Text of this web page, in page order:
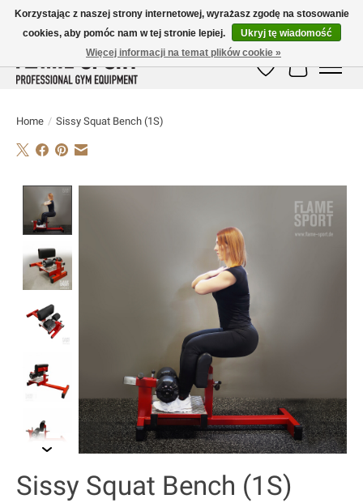
E-MAIL:info@flame-sport.deTEL.: +49 1525 9705 011
Lista życzeń
Koszyk
Home / Sissy Squat Bench (1S)
Sissy Squat Bench (1S)
Korzystając z naszej strony internetowej, wyrażasz zgodę na stosowanie
cookies, aby pomóc nam w tej stronie lepiej.
Ukryj tę wiadomość
Więcej informacji na temat plików cookie »